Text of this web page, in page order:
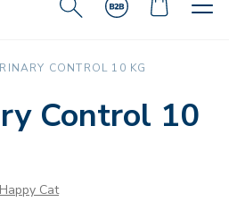
CONTROL 10 KG
Control 10
Happy Cat